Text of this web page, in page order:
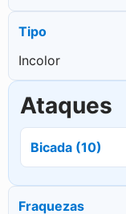
Tipo
Incolor
Ataques
Bicada (10)
Fraquezas